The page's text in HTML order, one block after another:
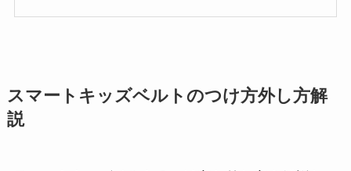
スマートキッズベルトのつけ方外し方解
説